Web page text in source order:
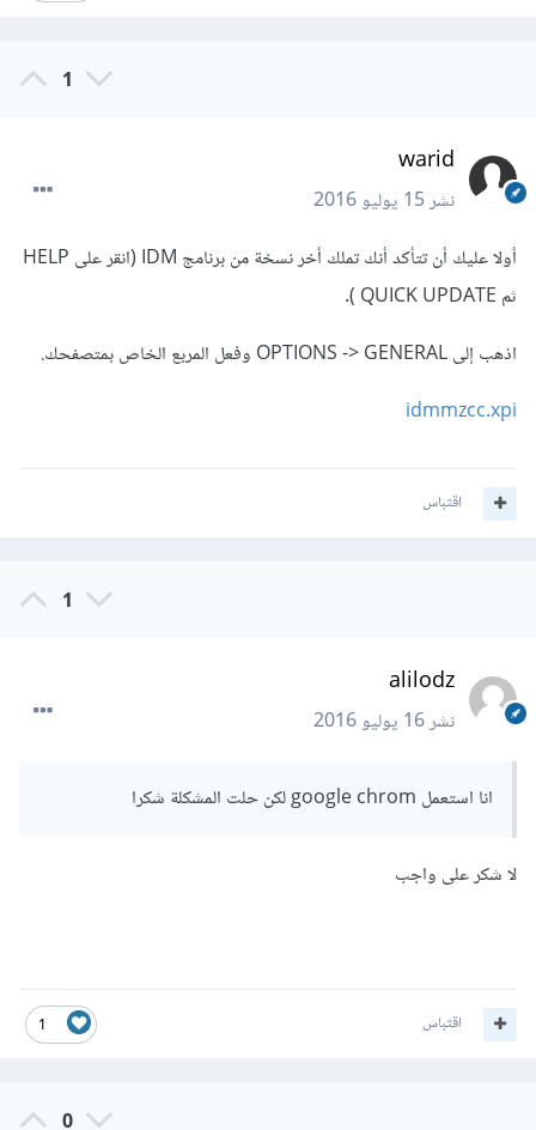
1
warid
نشر15 يوليو 2016
أولا عليك أن تتأكد أنك تملك أخر نسخة من برنامج IDM (انقر على HELP
ثم QUICK UPDATE ).
اذهب إلى OPTIONS -> GENERAL وفعل المربع الخاص بمتصفحك.
idmmzcc.xpi
اقتباس
1
alilodz
نشر16 يوليو 2016
انا استعمل google chrom لكن حلت المشكلة شكرا
لا شكر على واجب
1 اقتباس